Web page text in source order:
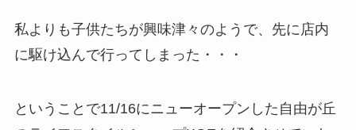
私よりも子供たちが興味津々のようで、先に店内
に駆け込んで行ってしまった・・・
ということで11/16にニューオープンした自由が丘